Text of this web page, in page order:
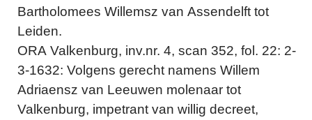
Bartholomees Willemsz van Assendelft tot
Leiden.
ORA Valkenburg, inv.nr. 4, scan 352, fol. 22: 2-
3-1632: Volgens gerecht namens Willem
Adriaensz van Leeuwen molenaar tot
Valkenburg, impetrant van willig decreet,